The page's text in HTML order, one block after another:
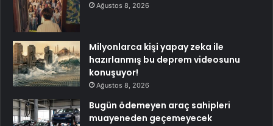
Ağustos 8, 2026
Milyonlarca kişi yapay zeka ile
hazırlanmış bu deprem videosunu
konuşuyor!
Ağustos 8, 2026
Bugün ödemeyen araç sahipleri
muayeneden geçemeyecek